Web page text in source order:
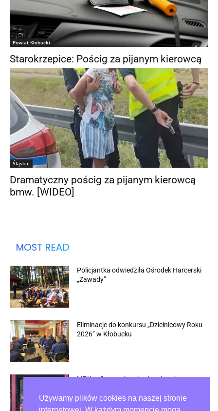
Używamy plików cookies na naszej stronie
Powiat Kłobucki
Starokrzepice: Pościg za pijanym kierowcą
Śląskie
Dramatyczny pościg za pijanym kierowcą
bmw. [WIDEO]
MOST READ
Policjantka odwiedziła Ośrodek Harcerski
„Zawady”
Eliminacje do konkursu „Dzielnicowy Roku
2026” w Kłobucku
MPK w Częstochowie planuje zakup